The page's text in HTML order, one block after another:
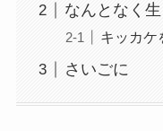
なんとなく
キッカケ
さいごに